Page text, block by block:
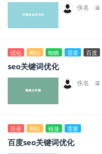
佚名
优化 网站 蜘蛛 需要 百度
seo关键词优化
佚名
目录 网站 链接 需要
百度seo关键词优化